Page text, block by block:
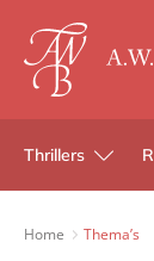
Thrillers
Home Thema’s